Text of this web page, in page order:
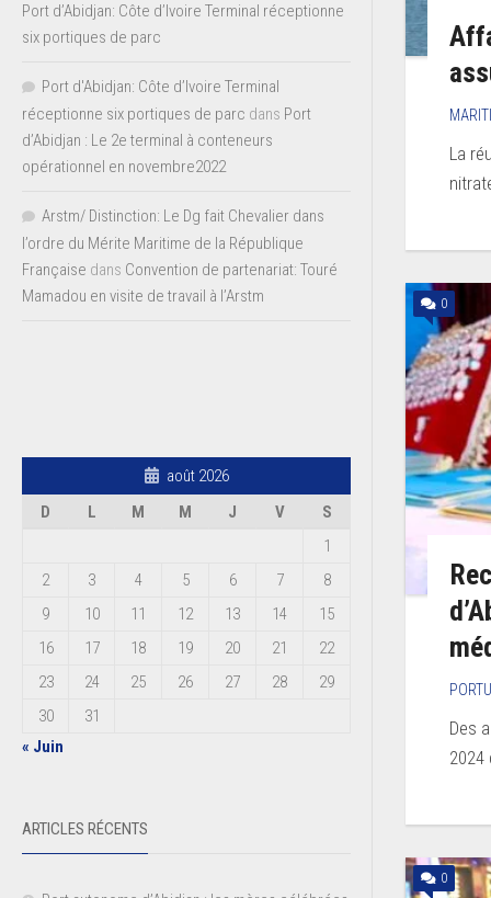
La
0
Des
2024
0
Port d’Abidjan: Côte d’Ivoire Terminal réceptionne
six portiques de parc
Port d'Abidjan: Côte d’Ivoire Terminal
réceptionne six portiques de parc dans Port
d’Abidjan : Le 2e terminal à conteneurs
opérationnel en novembre2022
Arstm/ Distinction: Le Dg fait Chevalier dans
l’ordre du Mérite Maritime de la République
Française dans Convention de partenariat: Touré
Mamadou en visite de travail à l’Arstm
août 2026
D
L M M J V
S
1
2
3 4 5 6 7
8
9
10 11 12 13 14
15
16
17 18 19 20 21
22
23
24 25 26 27 28
29
30
31
« Juin
ARTICLES RÉCENTS